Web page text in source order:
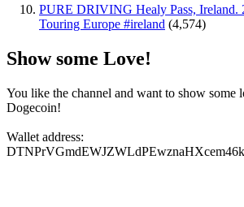
PURE DRIVING Healy Pass, Ireland.
Touring Europe #ireland (4,574)
Show some Love!
You like the channel and want to show some
Dogecoin!
Wallet address: